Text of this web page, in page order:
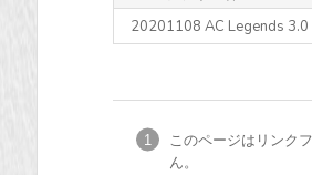
20201108 AC Legends 3.0
このページはリンク
ん。